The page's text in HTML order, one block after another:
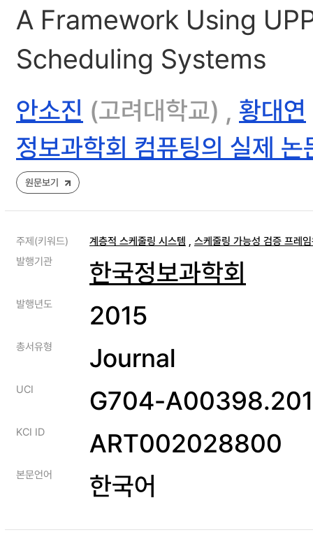
A Framework Using
Scheduling Systems
안소진 (고려대학교) , 황대연
정보과학회 컴퓨팅의 실제 논
원문보기
주제(키워드) 계층적 스케줄링 시스템 , 스케줄링 가능성 검증 프레
발행기관
한국정보과학회
발행년도 2015
총서유형 Journal
UCI G704-
KCI ID ART002028800
본문언어 한국어